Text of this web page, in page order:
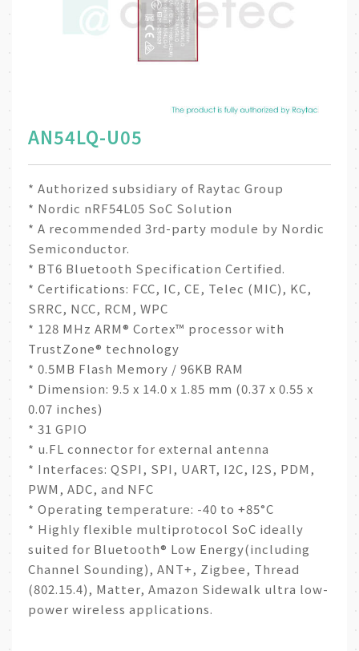
AN54LQ-U05
* Authorized subsidiary of Raytac Group
* Nordic nRF54L05 SoC Solution
* A recommended 3rd-party module by Nordic
Semiconductor.
* BT6 Bluetooth Specification Certified.
* Certifications: FCC, IC, CE, Telec (MIC), KC,
SRRC, NCC, RCM, WPC
* 128 MHz ARM® Cortex™ processor with
TrustZone® technology
* 0.5MB Flash Memory / 96KB RAM
* Dimension: 9.5 x 14.0 x 1.85 mm (0.37 x 0.55 x
0.07 inches)
* 31 GPIO
* u.FL connector for external antenna
* Interfaces: QSPI, SPI, UART, I2C, I2S, PDM,
PWM, ADC, and NFC
* Operating temperature: -40 to +85°C
* Highly flexible multiprotocol SoC ideally
suited for Bluetooth® Low Energy(including
Channel Sounding), ANT+, Zigbee, Thread
(802.15.4), Matter, Amazon Sidewalk ultra low-
power wireless applications.